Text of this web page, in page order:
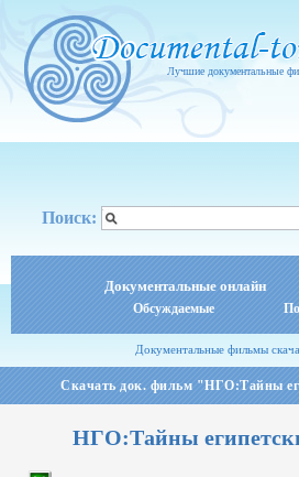
Лучшие документальные
Поиск:
Документальные онлайн
Обсуждаемые
Документальные фильмы
Скачать док. фильм "НГО:Тайны
НГО:Тайны